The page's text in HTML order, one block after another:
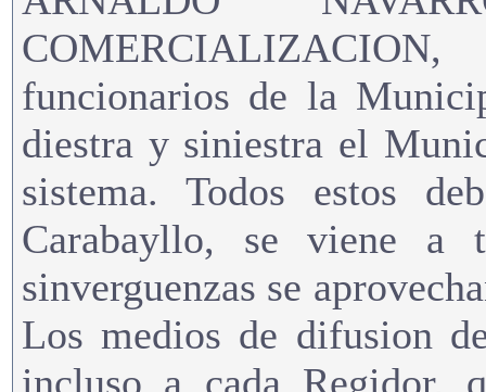
funcionarios de la
diestra y siniestra el
sistema. Todos estos
Carabayllo, se viene a
sinverguenzas se
Los medios de difusion
incluso a cada Regidor,